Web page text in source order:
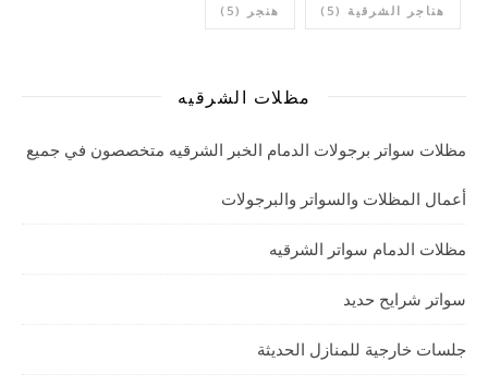
هناجر الشرقية (5) هنجر (5)
مظلات الشرقيه
مظلات سواتر برجولات الدمام الخبر الشرقيه متخصصون في جميع
أعمال المظلات والسواتر والبرجولات
مظلات الدمام سواتر الشرقيه
سواتر شرايح حديد
جلسات خارجية للمنازل الحديثة